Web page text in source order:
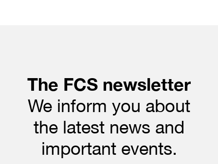
The FCS newsletter
We inform you about
the latest news and
important events.